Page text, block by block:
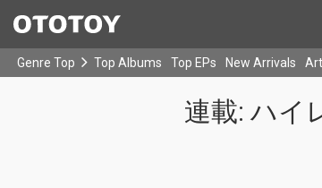
Genre Top Top Albums Top EPs New Arrivals
連載: ハイ